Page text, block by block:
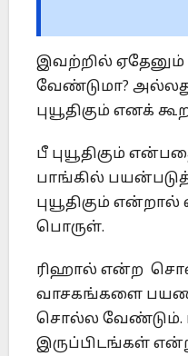
இவற்றில்
வேண்டுமா?
புயூதிகும் எனக்
பீ புயூதிகும்
பாங்கில்
புயூதிகும்
பொருள்.
ரிஹால் என்ற
வாசகங்களை
சொல்ல வேண்டும்.
இருப்பிடங்கள்